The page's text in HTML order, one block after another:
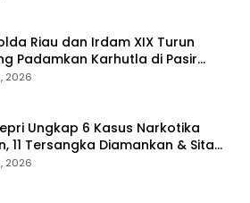
Riau dan Irdam XIX Turun
Padamkan Karhutla di Pasir
Rohil
2026
Ungkap 6 Kasus Narkotika
11 Tersangka Diamankan & Sita
Sabu
2026